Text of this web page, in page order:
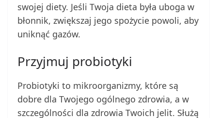
swojej diety. Jeśli Twoja dieta była uboga w
błonnik, zwiększaj jego spożycie powoli, aby
uniknąć gazów.
Przyjmuj probiotyki
Probiotyki to mikroorganizmy, które są
dobre dla Twojego ogólnego zdrowia, a w
szczególności dla zdrowia Twoich jelit. Służą